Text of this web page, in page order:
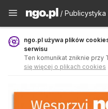
Publicystyka -
/ Publicystyka
ngo.pl używa plików
serwisu
Ten komunikat zniknie przy
się więcej o plikach cookies